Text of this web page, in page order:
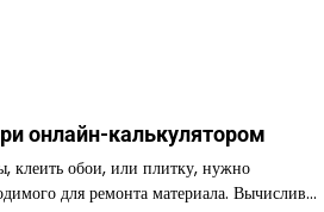
онлайн-калькулятором
клеить обои, или плитку, нужно
для ремонта материала. Вычислив…